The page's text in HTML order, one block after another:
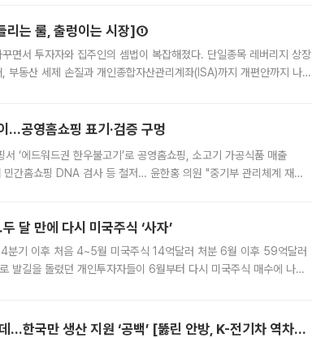
리는 룰, 출렁이는 시장]①
면서 투자자와 집주인의 셈법이 복잡해졌다. 단일종목 레버리지 상장
부동산 세제 손질과 개인종합자산관리계좌(ISA)까지 개편안까지 나
...공영홈쇼핑 표기·검증 구멍
‘에드워드권 한우불고기’로 공영홈쇼핑, 소고기 가공식품 매출
간홈쇼핑 DNA 검사 등 철저… 윤한홍 의원 "중기부 관리체계 재설
달 만에 다시 미국주식 ‘사자’
기 이후 처음 4~5월 미국주식 14억달러 처분 6월 이후 59억달러
발길을 돌렸던 개인투자자들이 6월부터 다시 미국주식 매수에 나선
美·中·EU·日은 자국 전기차 키우는데…한국만 생산 지원 ‘공백’ [뚫린 안방, K-전기차 역차별]